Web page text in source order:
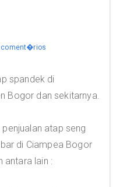
coment�rios
spandek di
Bogor dan sekitarnya.
atap seng
di Ciampea Bogor
antara lain :